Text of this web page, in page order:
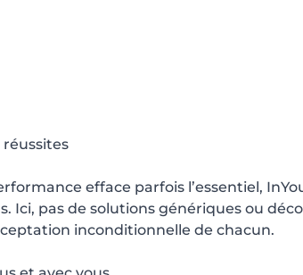
efface parfois l’essentiel,
Ici, pas de solutions génériques ou
inconditionnelle de chacun.